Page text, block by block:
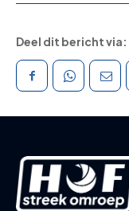
Deel dit bericht via: